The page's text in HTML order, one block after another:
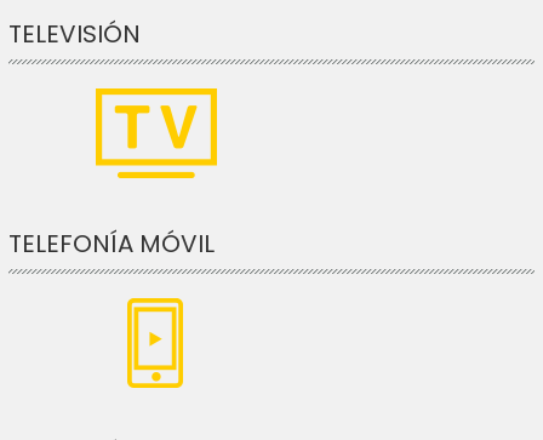
TELEVISIÓN
TELEFONÍA MÓVIL